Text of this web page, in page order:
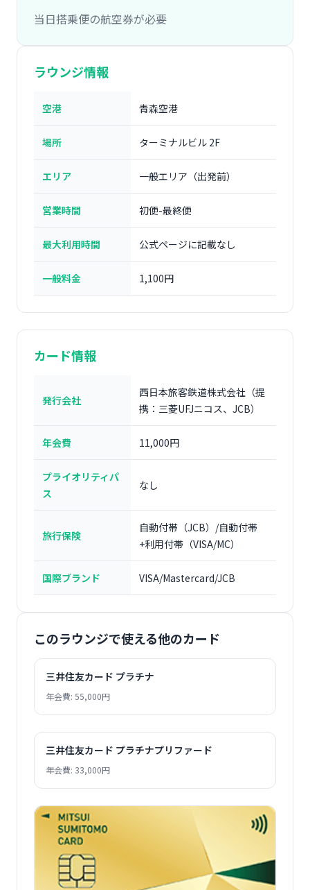
当日搭乗便の航空券が必要
ラウンジ情報
空港 青森空港
場所 ターミナルビル 2F
エリア 一般エリア（出発前）
営業時間 初便-最終便
最大利用時間 公式ページに記載なし
一般料金 1,100円
カード情報
発行会社
西日本旅客鉄道株式会社（提
携：三菱UFJニコス、JCB）
年会費 11,000円
プライオリティパ
ス
なし
旅行保険
自動付帯（JCB）/自動付帯
+利用付帯（VISA/MC）
国際ブランド VISA/Mastercard/JCB
このラウンジで使える他のカード
三井住友カード プラチナ
年会費: 55,000円
三井住友カード プラチナプリファード
年会費: 33,000円